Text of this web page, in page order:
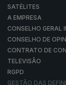
SATÉLITES
A EMPRESA
CONSELHO GERAL
CONSELHO DE
CONTRATO DE
TELEVISÃO
RGPD
GESTÃO DAS